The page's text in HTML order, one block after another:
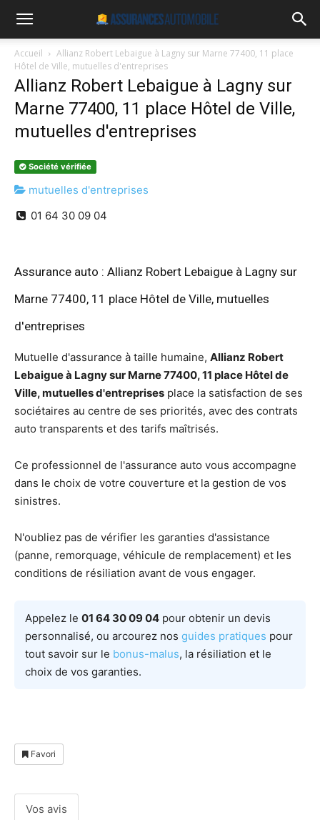
Accueil
Allianz Robert Lebaigue à Lagny sur Marne 77400, 11 place
Hôtel de Ville, mutuelles d'entreprises
Allianz Robert Lebaigue à Lagny sur
Marne 77400, 11 place Hôtel de Ville,
mutuelles d'entreprises
Société vérifiée
mutuelles d'entreprises
01 64 30 09 04
Assurance auto : Allianz Robert Lebaigue à Lagny sur
Marne 77400, 11 place Hôtel de Ville, mutuelles
d'entreprises
Mutuelle d'assurance à taille humaine, Allianz Robert
Lebaigue à Lagny sur Marne 77400, 11 place Hôtel de
Ville, mutuelles d'entreprises place la satisfaction de ses
sociétaires au centre de ses priorités, avec des contrats
auto transparents et des tarifs maîtrisés.
Ce professionnel de l'assurance auto vous accompagne
dans le choix de votre couverture et la gestion de vos
sinistres.
N'oubliez pas de vérifier les garanties d'assistance
(panne, remorquage, véhicule de remplacement) et les
conditions de résiliation avant de vous engager.
Appelez le 01 64 30 09 04 pour obtenir un devis
personnalisé, ou arcourez nos guides pratiques pour
tout savoir sur le bonus-malus, la résiliation et le
choix de vos garanties.
Favori
Vos avis